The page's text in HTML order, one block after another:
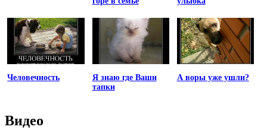
Человечность
Я знаю где Ваши
тапки
А воры уже ушли?
Видео